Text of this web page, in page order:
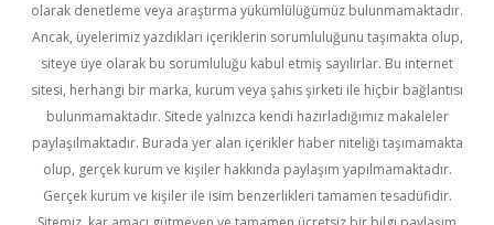
olarak denetleme veya araştırma yükümlülüğümüz bulunmamaktadır.
Ancak, üyelerimiz yazdıkları içeriklerin sorumluluğunu taşımakta olup,
siteye üye olarak bu sorumluluğu kabul etmiş sayılırlar. Bu internet
sitesi, herhangi bir marka, kurum veya şahıs şirketi ile hiçbir bağlantısı
bulunmamaktadır. Sitede yalnızca kendi hazırladığımız makaleler
paylaşılmaktadır. Burada yer alan içerikler haber niteliği taşımamakta
olup, gerçek kurum ve kişiler hakkında paylaşım yapılmamaktadır.
Gerçek kurum ve kişiler ile isim benzerlikleri tamamen tesadüfidir.